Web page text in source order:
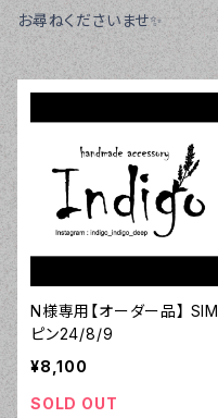
お尋ねくださいませ✨
N様専用【オーダー品】 SIM
ピン24/8/9
¥8,100
SOLD OUT